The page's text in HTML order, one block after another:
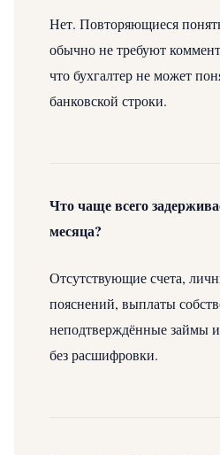
Нет. Повторяющиеся
обычно не требуют
что бухгалтер не может
банковской строки.
Что чаще всего
месяца?
Отсутствующие счета,
пояснений, выплаты
неподтверждённые займы
без расшифровки.